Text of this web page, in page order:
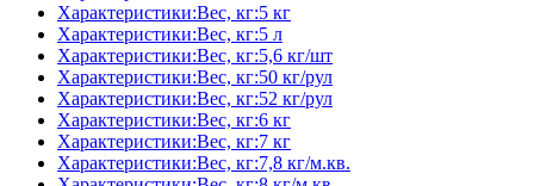
Характеристики:Вес, кг:5 кг
Характеристики:Вес, кг:5 л
Характеристики:Вес, кг:5,6 кг/шт
Характеристики:Вес, кг:50 кг/рул
Характеристики:Вес, кг:52 кг/рул
Характеристики:Вес, кг:6 кг
Характеристики:Вес, кг:7 кг
Характеристики:Вес, кг:7,8 кг/м.кв.